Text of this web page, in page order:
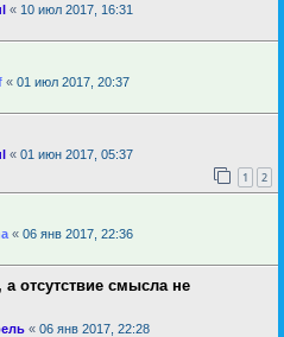
« 10 июл 2017, 16:31
« 01 июл 2017, 20:37
« 01 июн 2017, 05:37
1 2
« 06 янв 2017, 22:36
отсутствие смысла не
« 06 янв 2017, 22:28